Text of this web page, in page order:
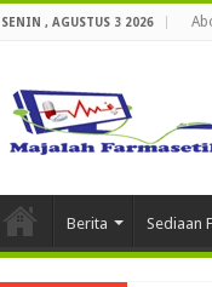
SENIN , AGUSTUS 3 2026
Berita Sediaan